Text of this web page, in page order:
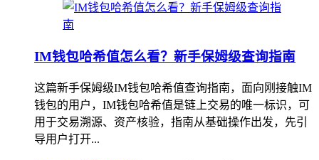
IM钱包哈希值怎么看？新手保姆级查询指南
这篇新手保姆级IM钱包哈希值查询指南，面向刚接触IM
钱包的用户，IM钱包哈希值是链上交易的唯一标识，可
用于交易溯源、资产核验，指南从基础操作出发，先引
导用户打开...